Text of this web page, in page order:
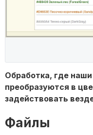
Обработка, где
преобразуются в
задействовать
Файлы